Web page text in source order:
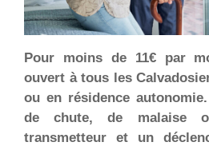
Pour moins de 11€ par
ouvert à tous les
ou en résidence
de chute, de malaise
transmetteur et un